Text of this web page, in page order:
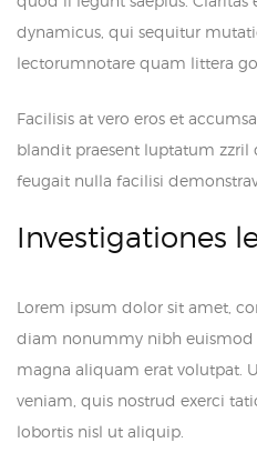
dynamicus, qui sequitur
lectorumnotare quam littera
Facilisis at vero eros et
blandit praesent luptatum
feugait nulla facilisi
Investigationes
Lorem ipsum dolor sit amet,
diam nonummy nibh
magna aliquam erat volutpat.
veniam, quis nostrud exerci
lobortis nisl ut aliquip.